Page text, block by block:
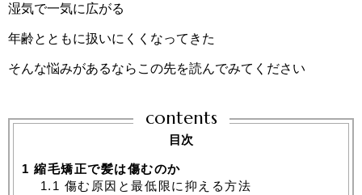
湿気で一気に広がる
年齢とともに扱いにくくなってきた
そんな悩みがあるならこの先を読んでみてください
contents
目次
1 縮毛矯正で髪は傷むのか
1.1 傷む原因と最低限に抑える方法